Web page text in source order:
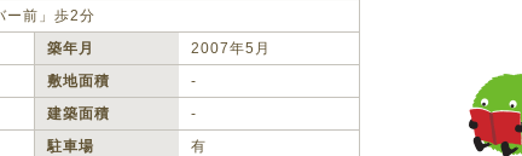
ー前」歩2分
築年月
2007年5月
敷地面積
‐
建築面積
‐
駐車場
有